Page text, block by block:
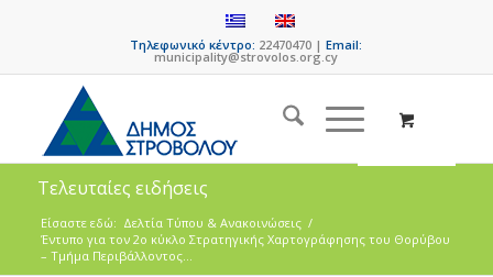
Τηλεφωνικό κέντρο: 22470470 |Email:
municipality@strovolos.org.cy
Τελευταίες ειδήσεις
Είσαστε εδώ: Δελτία Τύπου & Ανακοινώσεις /
Έντυπο για τον 2ο κύκλο Στρατηγικής Χαρτογράφησης του Θορύβου
– Τμήμα Περιβάλλοντος...